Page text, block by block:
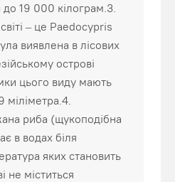
19 000 кілограм.3.
– це Paedocypris
виявлена в лісових
острові
цього виду мають
міліметра.4.
риба (щукоподібна
в водах біля
яких становить
не міститься